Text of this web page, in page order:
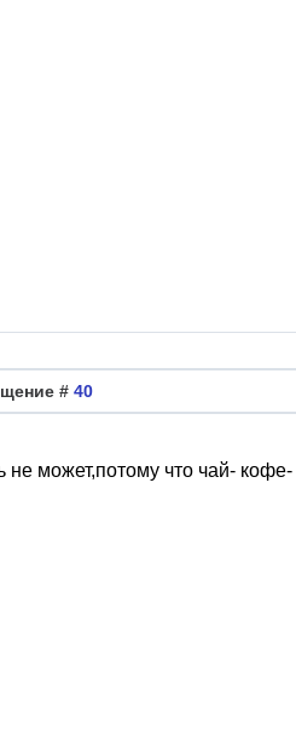
# 40
может,потому что чай-